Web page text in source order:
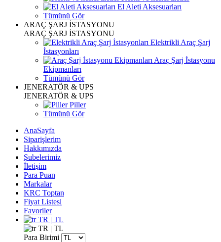
El Aleti Aksesuarları
Tümünü Gör
ARAÇ ŞARJ İSTASYONU
ARAÇ ŞARJ İSTASYONU
Elektrikli Araç Şarj
İstasyonları
Araç Şarj İstasyonu
Ekipmanları
Tümünü Gör
JENERATÖR & UPS
JENERATÖR & UPS
Piller
Tümünü Gör
AnaSayfa
Siparişlerim
Hakkımızda
Şubelerimiz
İletişim
Para Puan
Markalar
KRC Toptan
Fiyat Listesi
Favoriler
TR | TL
TR | TL
Para Birimi